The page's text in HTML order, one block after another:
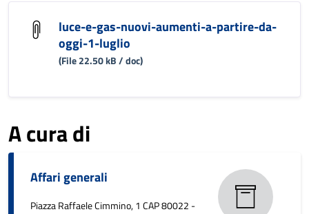
luce-e-gas-nuovi-aumenti-a-partire-da-
oggi-1-luglio
(File 22.50 kB / doc)
A cura di
Affari generali
Piazza Raffaele Cimmino, 1 CAP 80022 -